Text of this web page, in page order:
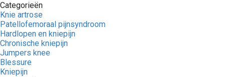
Categorieën
Knie artrose
Patellofemoraal pijnsyndroom
Hardlopen en kniepijn
Chronische kniepijn
Jumpers knee
Blessure
Kniepijn